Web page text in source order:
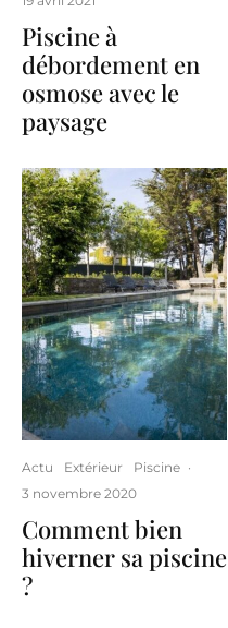
Piscine à
débordement en
osmose avec le
paysage
Actu Extérieur Piscine ·
3 novembre 2020
Comment bien
hiverner sa piscine
?